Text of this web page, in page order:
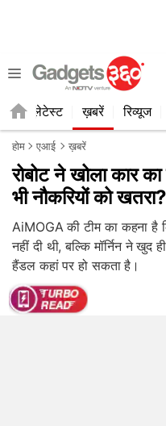
लेटेस्ट ख़बरें रिव्यूज
होम एआई ख़बरें
रोबोट ने खोला कार
भी नौकरियों को खतरा?
AiMOGA की टीम का कहना है
नहीं दी थी, बल्कि मॉर्निन ने
हैंडल कहां पर हो सकता है।